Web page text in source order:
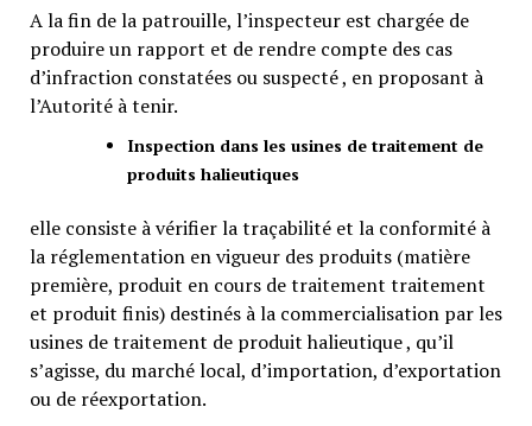
A la fin de la patrouille, l’inspecteur est chargée de
produire un rapport et de rendre compte des cas
d’infraction constatées ou suspecté , en proposant à
l’Autorité à tenir.
Inspection dans les usines de traitement de
produits halieutiques
elle consiste à vérifier la traçabilité et la conformité à
la réglementation en vigueur des produits (matière
première, produit en cours de traitement traitement
et produit finis) destinés à la commercialisation par les
usines de traitement de produit halieutique , qu’il
s’agisse, du marché local, d’importation, d’exportation
ou de réexportation.